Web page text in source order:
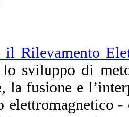
il Rilevamento
sviluppo di
la fusione e
elettromagnetico